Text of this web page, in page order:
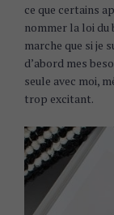
ce que certains
nommer la loi du
marche que si je
d’abord mes
seule avec moi,
trop excitant.